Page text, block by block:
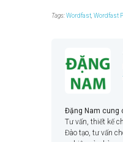
Tags:Wordfast Wordfast
Đặng Nam cung
Tư vấn, thiết kế
Đào tạo, tư vấn